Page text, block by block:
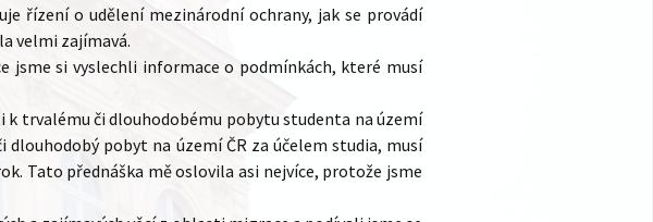
řízení o udělení mezinárodní ochrany, jak se provádí
velmi zajímavá.
jsme si vyslechli informace o podmínkách, které musí
trvalému či dlouhodobému pobytu studenta na území
pobyt na území ČR za účelem studia, musí
Tato přednáška mě oslovila asi nejvíce, protože jsme